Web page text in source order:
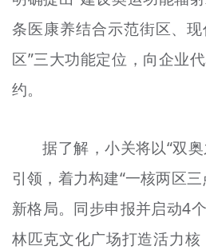
条医康养结合示范街区、
区”三大功能定位，向企业
约。
据了解，小关将以“双
引领，着力构建“一核两区
新格局。同步申报并启动4
林匹克文化广场打造活力